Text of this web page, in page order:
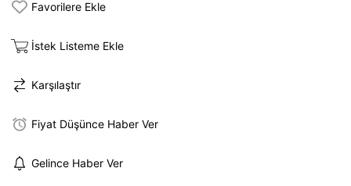
Favorilere Ekle
İstek Listeme Ekle
Karşılaştır
Fiyat Düşünce Haber Ver
Gelince Haber Ver